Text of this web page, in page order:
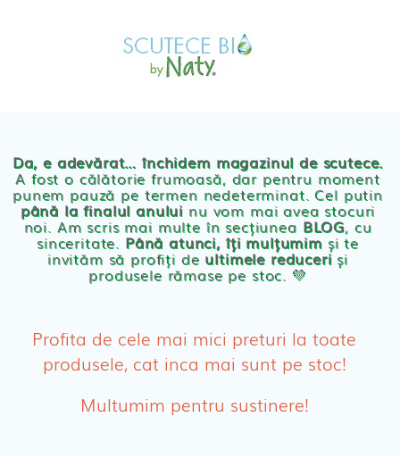
PRODUSE BEBE
Servetele umede ecologice
Cosmetice BEBE
Olita Bio Naty
PRODUSE FEMEI
Absorbante Post-Natale
Absorbante Incontinenta Urinara
Da, e adevărat… închidem magazinul de scutece.
A fost o călătorie frumoasă, dar pentru moment
punem pauză pe termen nedeterminat. Cel putin
până la finalul anului nu vom mai avea stocuri
noi. Am scris mai multe în secțiunea BLOG, cu
sinceritate. Până atunci, îți mulțumimși te
invităm să profiți de ultimele reduceriși
produsele rămase pe stoc. 💛
Profita de cele mai mici preturi la toate
produsele, cat inca mai sunt pe stoc!
Multumim pentru sustinere!